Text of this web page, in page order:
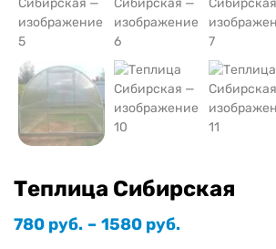
Теплица Сибирская
780 руб. – 1580 руб.
Диапазон